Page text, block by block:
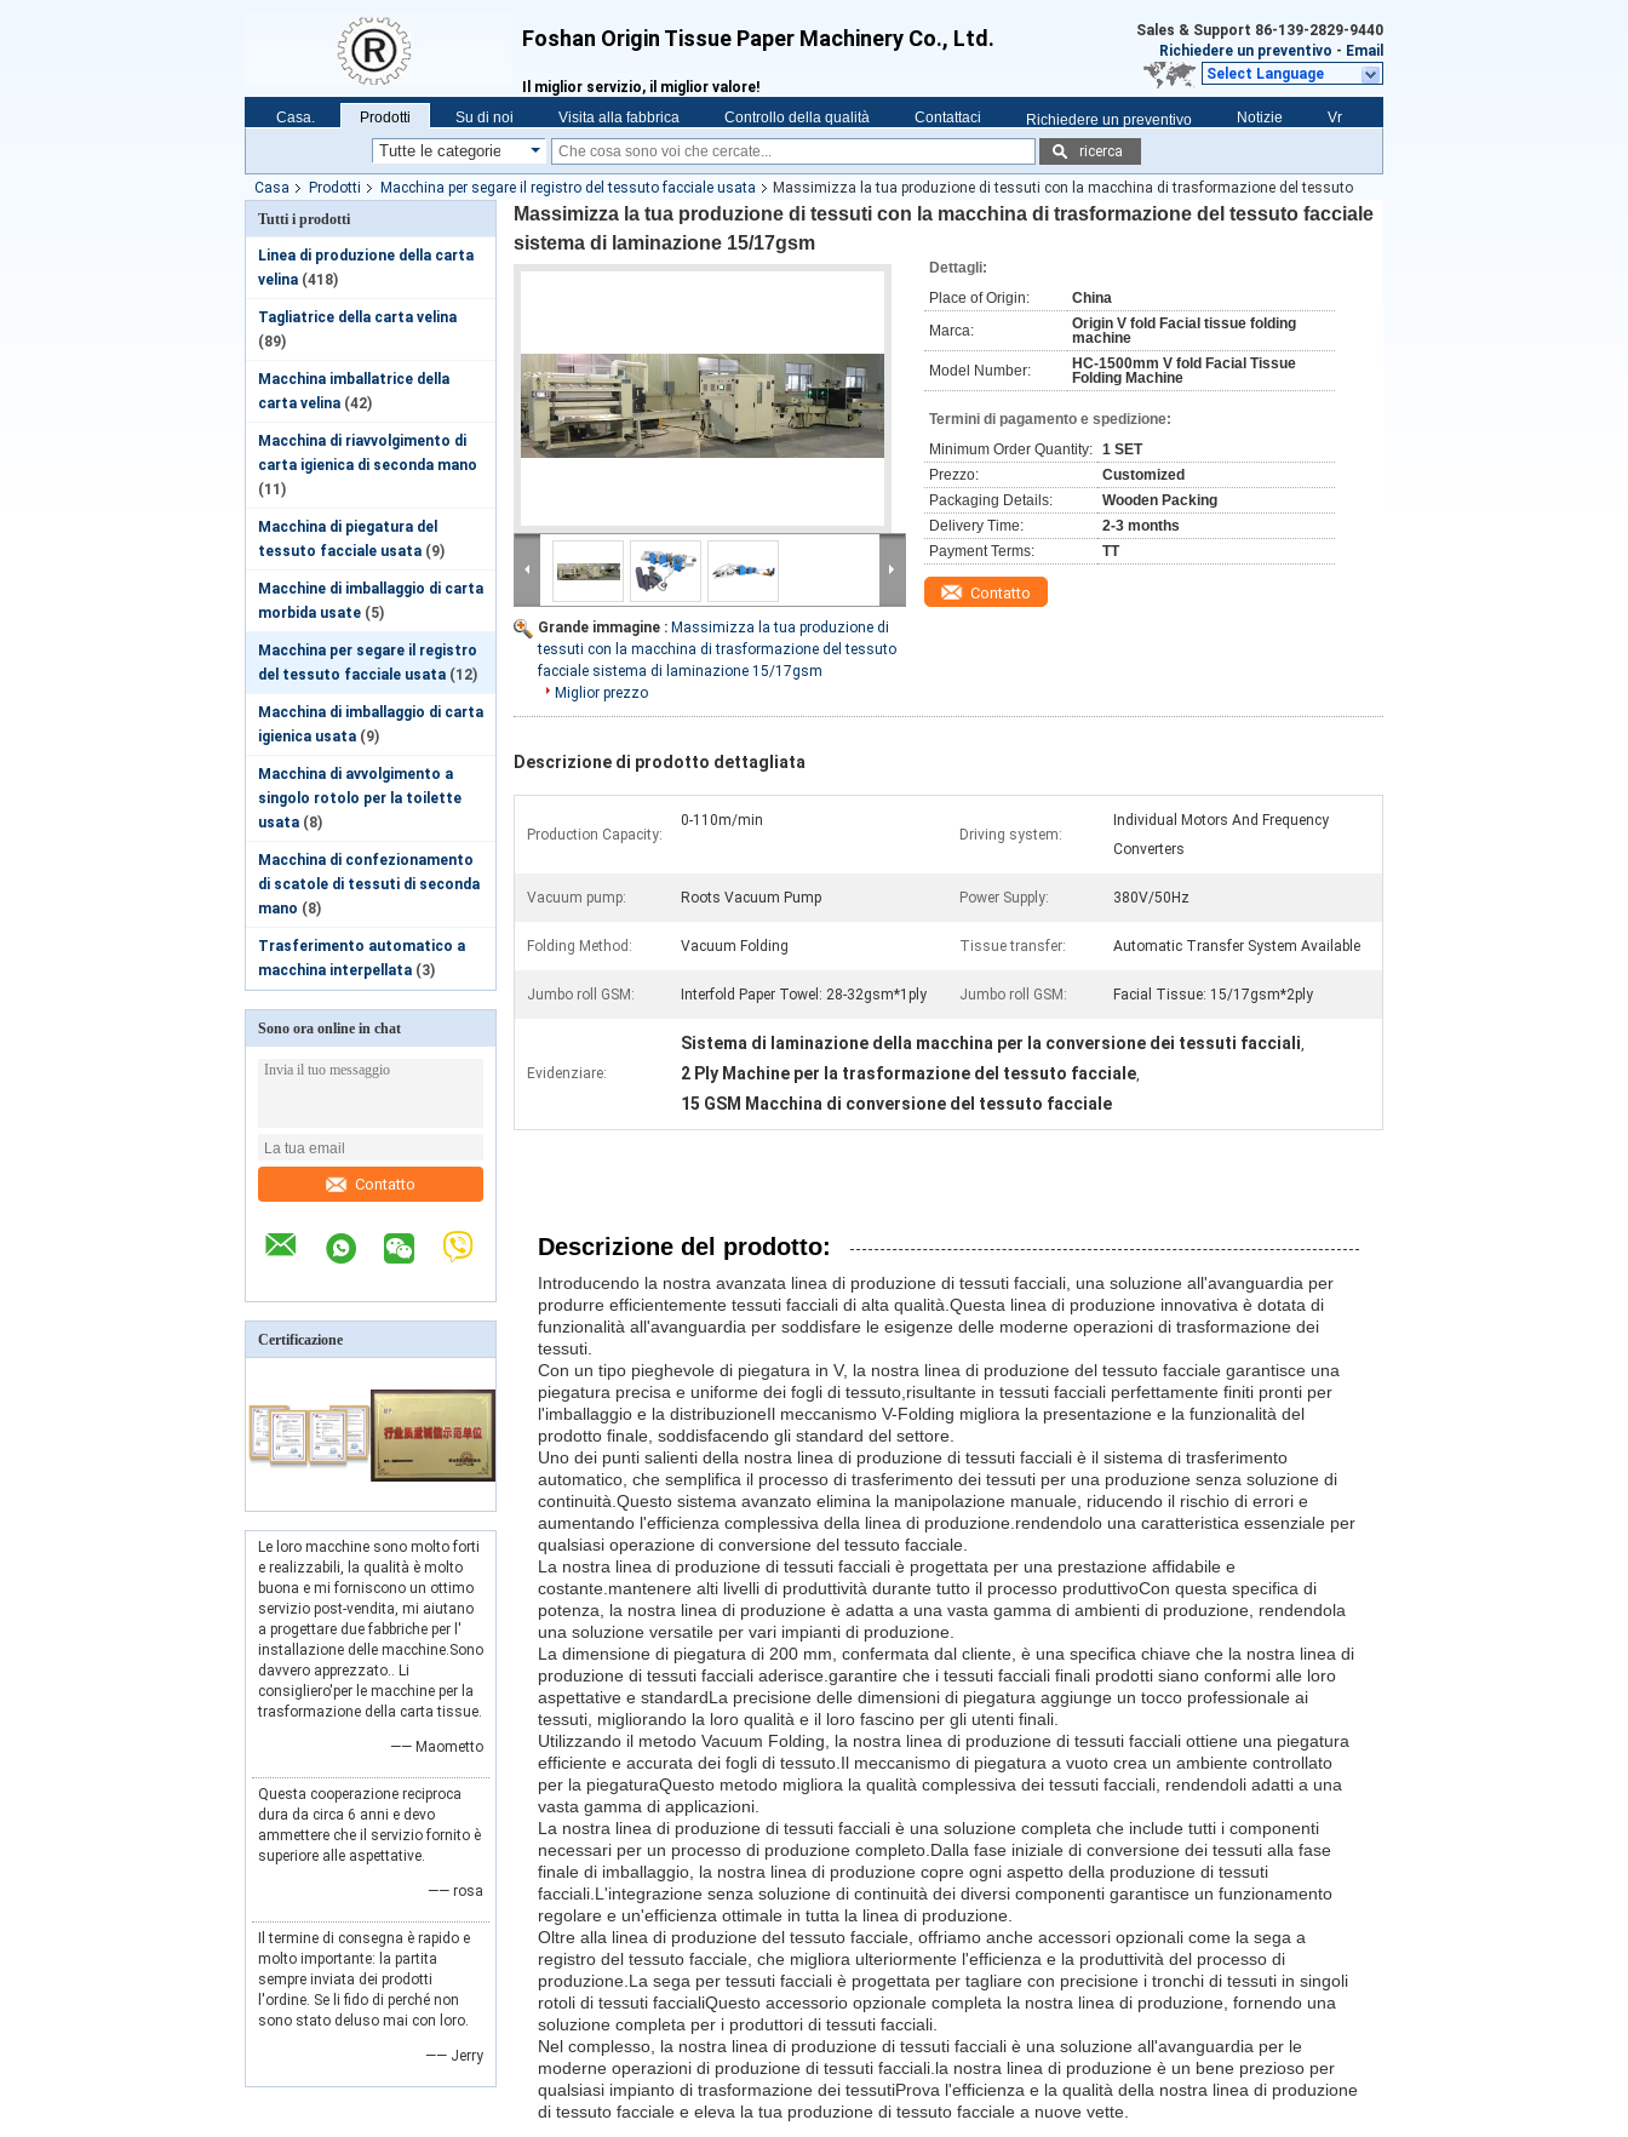
Foshan Origin Tissue Paper Machinery Co., Ltd.
Il miglior servizio, il miglior valore!
Sales & Support 86-139-2829-9440
Richiedere un preventivo - Email
Select Language
Casa. Prodotti Su di noi Visita alla fabbrica Controllo della qualità Contattaci Richiedere un preventivo Notizie
Vr
ricerca
Casa Prodotti Macchina per segare il registro del tessuto facciale usata
Massimizza la tua produzione di tessuti con la macchina di trasformazione del tessuto
facciale sistema di laminazione 15/17gsm
Tutti i prodotti
Linea di produzione della carta
velina (418)
Tagliatrice della carta velina
(89)
Macchina imballatrice della
carta velina (42)
Macchina di riavvolgimento di
carta igienica di seconda mano
(11)
Macchina di piegatura del
tessuto facciale usata (9)
Macchine di imballaggio di carta
morbida usate (5)
Macchina per segare il registro
del tessuto facciale usata (12)
Macchina di imballaggio di carta
igienica usata (9)
Macchina di avvolgimento a
singolo rotolo per la toilette
usata (8)
Macchina di confezionamento
di scatole di tessuti di seconda
mano (8)
Trasferimento automatico a
macchina interpellata (3)
Sono ora online in chat
Contatto
Certificazione
Le loro macchine sono molto forti
e realizzabili, la qualità è molto
buona e mi forniscono un ottimo
servizio post-vendita, mi aiutano
a progettare due fabbriche per l'
installazione delle macchine.Sono
davvero apprezzato.. Li
consigliero'per le macchine per la
trasformazione della carta tissue.
—— Maometto
Questa cooperazione reciproca
dura da circa 6 anni e devo
ammettere che il servizio fornito è
superiore alle aspettative.
—— rosa
Il termine di consegna è rapido e
molto importante: la partita
sempre inviata dei prodotti
l'ordine. Se li fido di perché non
sono stato deluso mai con loro.
—— Jerry
Massimizza la tua produzione di tessuti con la macchina di trasformazione del tessuto facciale
sistema di laminazione 15/17gsm
Grande immagine : Massimizza la tua produzione di
tessuti con la macchina di trasformazione del tessuto
facciale sistema di laminazione 15/17gsm
Miglior prezzo
Dettagli:
Place of Origin:
China
Marca:
Origin V fold Facial tissue folding
machine
Model Number:
HC-1500mm V fold Facial Tissue
Folding Machine
Termini di pagamento e spedizione:
Minimum Order Quantity: 1 SET
Prezzo:
Customized
Packaging Details:
Wooden Packing
Delivery Time:
2-3 months
Payment Terms:
TT
Contatto
Descrizione di prodotto dettagliata
Production Capacity:
0-110m/min
Driving system:
Individual Motors And Frequency
Converters
Vacuum pump: Roots Vacuum Pump Power Supply: 380V/50Hz
Folding Method: Vacuum Folding Tissue transfer: Automatic Transfer System Available
Jumbo roll GSM: Interfold Paper Towel: 28-32gsm*1ply Jumbo roll GSM: Facial Tissue: 15/17gsm*2ply
Evidenziare:
Sistema di laminazione della macchina per la conversione dei tessuti facciali,
2 Ply Machine per la trasformazione del tessuto facciale,
15 GSM Macchina di conversione del tessuto facciale
Descrizione del prodotto:
Introducendo la nostra avanzata linea di produzione di tessuti facciali, una soluzione all'avanguardia per
produrre efficientemente tessuti facciali di alta qualità.Questa linea di produzione innovativa è dotata di
funzionalità all'avanguardia per soddisfare le esigenze delle moderne operazioni di trasformazione dei
tessuti.
Con un tipo pieghevole di piegatura in V, la nostra linea di produzione del tessuto facciale garantisce una
piegatura precisa e uniforme dei fogli di tessuto,risultante in tessuti facciali perfettamente finiti pronti per
l'imballaggio e la distribuzioneIl meccanismo V-Folding migliora la presentazione e la funzionalità del
prodotto finale, soddisfacendo gli standard del settore.
Uno dei punti salienti della nostra linea di produzione di tessuti facciali è il sistema di trasferimento
automatico, che semplifica il processo di trasferimento dei tessuti per una produzione senza soluzione di
continuità.Questo sistema avanzato elimina la manipolazione manuale, riducendo il rischio di errori e
aumentando l'efficienza complessiva della linea di produzione.rendendolo una caratteristica essenziale per
qualsiasi operazione di conversione del tessuto facciale.
La nostra linea di produzione di tessuti facciali è progettata per una prestazione affidabile e
costante.mantenere alti livelli di produttività durante tutto il processo produttivoCon questa specifica di
potenza, la nostra linea di produzione è adatta a una vasta gamma di ambienti di produzione, rendendola
una soluzione versatile per vari impianti di produzione.
La dimensione di piegatura di 200 mm, confermata dal cliente, è una specifica chiave che la nostra linea di
produzione di tessuti facciali aderisce.garantire che i tessuti facciali finali prodotti siano conformi alle loro
aspettative e standardLa precisione delle dimensioni di piegatura aggiunge un tocco professionale ai
tessuti, migliorando la loro qualità e il loro fascino per gli utenti finali.
Utilizzando il metodo Vacuum Folding, la nostra linea di produzione di tessuti facciali ottiene una piegatura
efficiente e accurata dei fogli di tessuto.Il meccanismo di piegatura a vuoto crea un ambiente controllato
per la piegaturaQuesto metodo migliora la qualità complessiva dei tessuti facciali, rendendoli adatti a una
vasta gamma di applicazioni.
La nostra linea di produzione di tessuti facciali è una soluzione completa che include tutti i componenti
necessari per un processo di produzione completo.Dalla fase iniziale di conversione dei tessuti alla fase
finale di imballaggio, la nostra linea di produzione copre ogni aspetto della produzione di tessuti
facciali.L'integrazione senza soluzione di continuità dei diversi componenti garantisce un funzionamento
regolare e un'efficienza ottimale in tutta la linea di produzione.
Oltre alla linea di produzione del tessuto facciale, offriamo anche accessori opzionali come la sega a
registro del tessuto facciale, che migliora ulteriormente l'efficienza e la produttività del processo di
produzione.La sega per tessuti facciali è progettata per tagliare con precisione i tronchi di tessuti in singoli
rotoli di tessuti faccialiQuesto accessorio opzionale completa la nostra linea di produzione, fornendo una
soluzione completa per i produttori di tessuti facciali.
Nel complesso, la nostra linea di produzione di tessuti facciali è una soluzione all'avanguardia per le
moderne operazioni di produzione di tessuti facciali.la nostra linea di produzione è un bene prezioso per
qualsiasi impianto di trasformazione dei tessutiProva l'efficienza e la qualità della nostra linea di produzione
di tessuto facciale e eleva la tua produzione di tessuto facciale a nuove vette.